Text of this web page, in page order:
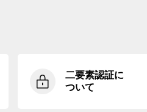
二要素認証に
ついて